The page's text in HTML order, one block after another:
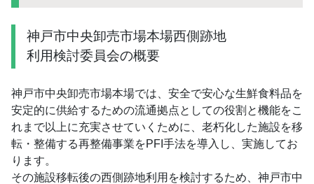
神戸市中央卸売市場本場西側跡地
利用検討委員会の概要
神戸市中央卸売市場本場では、安全で安心な生鮮食料品を
安定的に供給するための流通拠点としての役割と機能をこ
れまで以上に充実させていくために、老朽化した施設を移
転・整備する再整備事業をPFI手法を導入し、実施してお
ります。
その施設移転後の西側跡地利用を検討するため、神戸市中